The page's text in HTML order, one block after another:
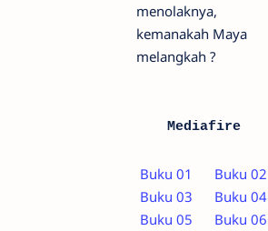
menolaknya,
kemanakah Maya
melangkah ?
Mediafire
Buku 01
Buku 02
Buku 03
Buku 04
Buku 05
Buku 06